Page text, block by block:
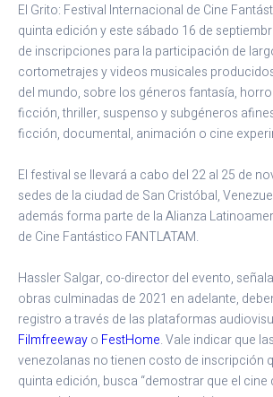
El Grito: Festival Internacional de Cine
quinta edición y este sábado 16 de
de inscripciones para la participación de
cortometrajes y videos musicales
del mundo, sobre los géneros fantasía,
ficción, thriller, suspenso y subgéneros
ficción, documental, animación o cine
El festival se llevará a cabo del 22 al 25 de
sedes de la ciudad de San Cristóbal,
además forma parte de la Alianza
de Cine Fantástico FANTLATAM.
Hassler Salgar, co-director del evento,
obras culminadas de 2021 en adelante,
registro a través de las plataformas
Filmfreewayo FestHome. Vale indicar que
venezolanas no tienen costo de inscripción
quinta edición, busca “demostrar que el cine